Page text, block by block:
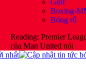
Golf
Boxing-
Bóng rổ
Reading: Premier
của Man United nói